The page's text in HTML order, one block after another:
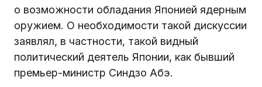
о возможности обладания Японией ядерным
оружием. О необходимости такой дискуссии
заявлял, в частности, такой видный
политический деятель Японии, как бывший
премьер-министр Синдзо Абэ.